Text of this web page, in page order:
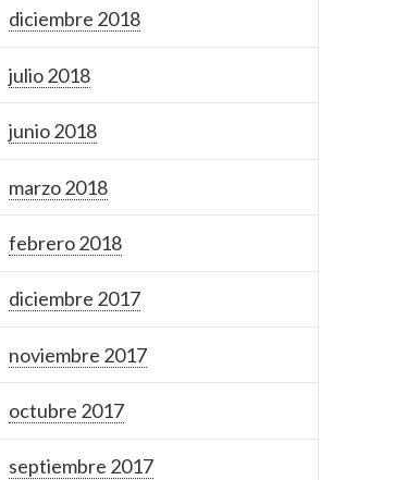
diciembre 2018
julio 2018
junio 2018
marzo 2018
febrero 2018
diciembre 2017
noviembre 2017
octubre 2017
septiembre 2017